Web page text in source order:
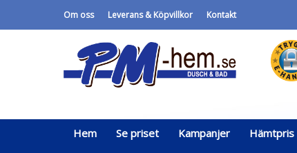
Om oss Leverans & Köpvillkor Kontakt
Hem Se priset Kampanjer Hämtpris